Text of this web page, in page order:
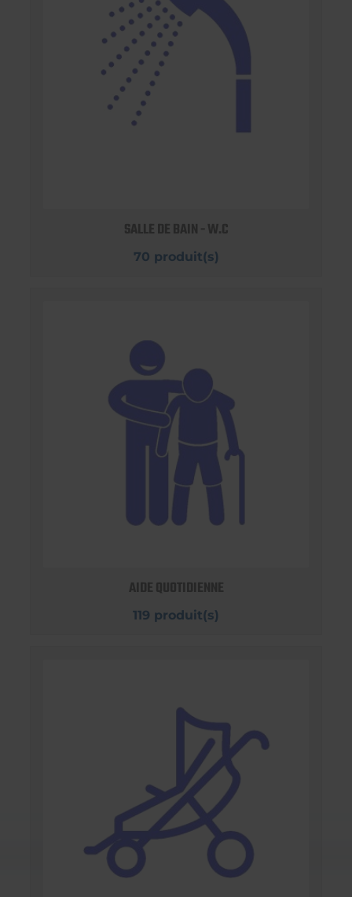
SALLE DE BAIN - W.C
70 produit(s)
AIDE QUOTIDIENNE
119 produit(s)